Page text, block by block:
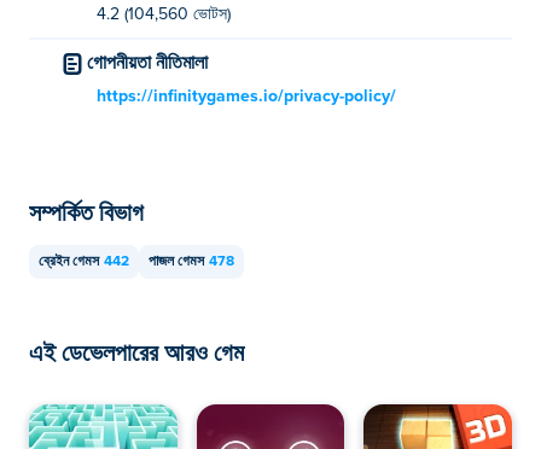
4.2 (104,560 ভোটস)
গোপনীয়তা নীতিমালা
https://infinitygames.io/privacy-policy/
সম্পর্কিত বিভাগ
ব্রেইন গেমস 442 পাজল গেমস 478
এই ডেভেলপারের আরও গেম